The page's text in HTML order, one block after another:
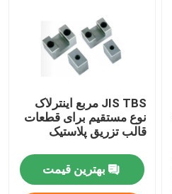
JIS TBS مربع اینترلاک
نوع مستقیم برای قطعات
قالب تزریق پلاستیک
بهترین قیمت